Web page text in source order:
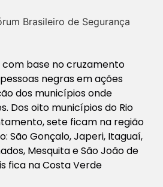
Brasileiro de Segurança
base no cruzamento
negras em ações
dos municípios onde
Dos oito municípios do Rio
sete ficam na região
São Gonçalo, Japeri, Itaguaí,
Mesquita e São João de
fica na Costa Verde